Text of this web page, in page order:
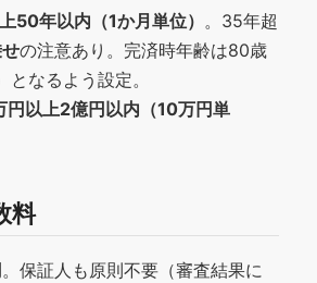
50年以内（1か月単位） 。35年超
の注意あり。完済時年齢は80歳
なるよう設定。
以上2億円以内（10万円単
料
。保証人も原則不要（審査結果に